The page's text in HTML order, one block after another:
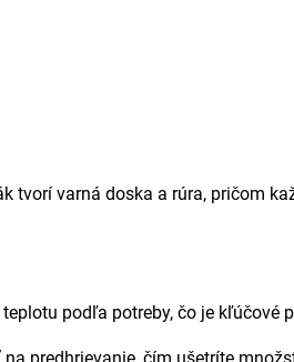
tvorí varná doska a rúra, pričom
podľa potreby, čo je kľúčové